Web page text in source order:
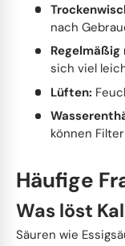
nach
Regelmäßig
sich viel
Lüften:
können
Häufige
Was löst
Säuren wie